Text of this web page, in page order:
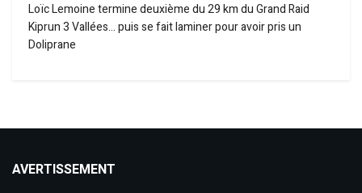
Loïc Lemoine termine deuxième du 29 km du Grand Raid
Kiprun 3 Vallées… puis se fait laminer pour avoir pris un
Doliprane
AVERTISSEMENT